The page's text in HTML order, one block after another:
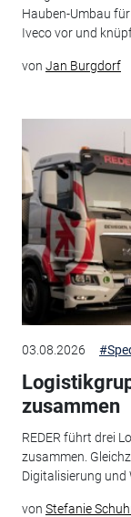
Hauben-Umbau
Iveco vor und
von Jan Burgdorf
03.08.2026
zusammen
REDER führt drei
zusammen.
Digitalisierung und
von Stefanie